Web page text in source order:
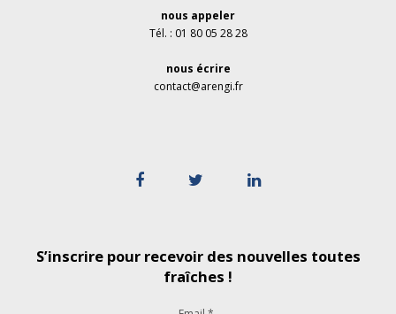
nous appeler
Tél. : 01 80 05 28 28
nous écrire
contact@arengi.fr
S’inscrire pour recevoir des nouvelles toutes
fraîches !